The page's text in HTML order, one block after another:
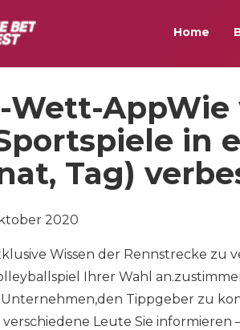
Home
Wett-
in
Tag)
2020
Wissen der Rennstrecke zu
Ihrer Wahl
Tippgeber zu
verschiedene Leute Sie